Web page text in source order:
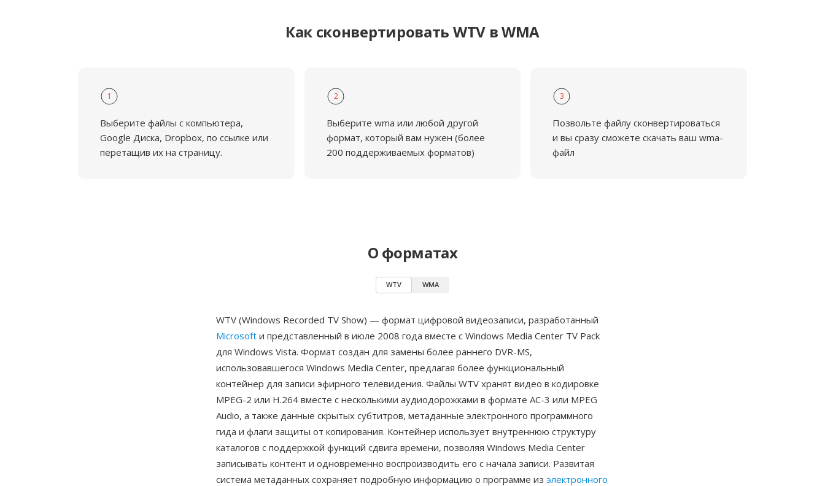
Как сконвертировать WTV в WMA
1
Выберите файлы с компьютера,
Google Диска, Dropbox, по ссылке или
перетащив их на страницу.
2
Выберите wma или любой другой
формат, который вам нужен (более
200 поддерживаемых форматов)
3
Позвольте файлу сконвертироваться
и вы сразу сможете скачать ваш wma-
файл
О форматах
WTV WMA
WTV (Windows Recorded TV Show) — формат цифровой видеозаписи, разработанный
Microsoft и представленный в июле 2008 года вместе с Windows Media Center TV Pack
для Windows Vista. Формат создан для замены более раннего DVR-MS,
использовавшегося Windows Media Center, предлагая более функциональный
контейнер для записи эфирного телевидения. Файлы WTV хранят видео в кодировке
MPEG-2 или H.264 вместе с несколькими аудиодорожками в формате AC-3 или MPEG
Audio, а также данные скрытых субтитров, метаданные электронного программного
гида и флаги защиты от копирования. Контейнер использует внутреннюю структуру
каталогов с поддержкой функций сдвига времени, позволяя Windows Media Center
записывать контент и одновременно воспроизводить его с начала записи. Развитая
система метаданных сохраняет подробную информацию о программе из электронного